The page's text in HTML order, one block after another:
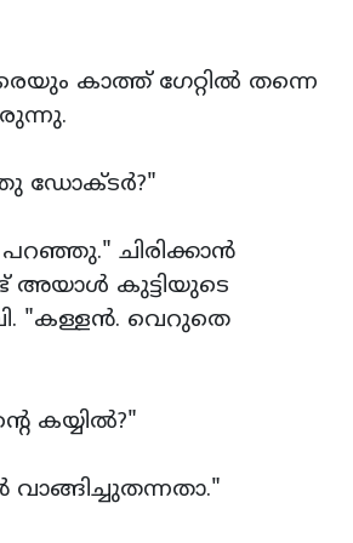
കാത്ത് ഗേറ്റില്‍ തന്നെ
ഡോക്ടര്‍?"
പറഞ്ഞു." ചിരിക്കാന്‍
അയാള്‍ കുട്ടിയുടെ
"കള്ളന്‍. വെറുതെ
കയ്യില്‍?"